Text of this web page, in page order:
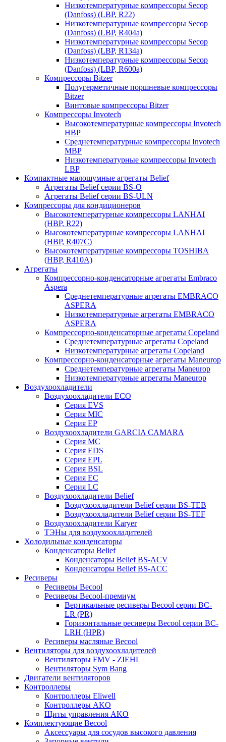
Низкотемпературные компрессоры Secop
(Danfoss) (LBP, R22)
Низкотемпературные компрессоры Secop
(Danfoss) (LBP, R404a)
Низкотемпературные компрессоры Secop
(Danfoss) (LBP, R134a)
Низкотемпературные компрессоры Secop
(Danfoss) (LBP, R600a)
Компрессоры Bitzer
Полугерметичные поршневые компрессоры
Bitzer
Винтовые компрессоры Bitzer
Компрессоры Invotech
Высокотемпературные компрессоры Invotech
HBP
Среднетемпературные компрессоры Invotech
MBP
Низкотемпературные компрессоры Invotech
LBP
Компактные малошумные агрегаты Belief
Агрегаты Belief серии BS-O
Агрегаты Belief серии BS-ULN
Компрессоры для кондиционеров
Высокотемпературные компрессоры LANHAI
(НВР, R22)
Высокотемпературные компрессоры LANHAI
(НВР, R407C)
Высокотемпературные компрессоры TOSHIBA
(НВР, R410A)
Агрегаты
Компрессорно-конденсаторные агрегаты Embraco
Aspera
Среднетемпературные агрегаты EMBRACO
ASPERA
Низкотемпературные агрегаты EMBRACO
ASPERA
Компрессорно-конденсаторные агрегаты Copeland
Среднетемпературные агрегаты Copeland
Низкотемпературные агрегаты Copeland
Компрессорно-конденсаторные агрегаты Maneurop
Среднетемпературные агрегаты Maneurop
Низкотемпературные агрегаты Maneurop
Воздухоохладители
Воздухоохладители ECO
Серия EVS
Серия MIC
Серия EP
Воздухоохладители GARCIA CAMARA
Серия MC
Серия EDS
Серия EPL
Серия BSL
Серия EC
Серия LC
Воздухоохладители Belief
Воздухоохладители Belief серии BS-TEB
Воздухоохладители Belief серии BS-TEF
Воздухоохладители Karyer
ТЭНы для воздухоохладителей
Холодильные конденсаторы
Конденсаторы Belief
Конденсаторы Belief BS-ACV
Конденсаторы Belief BS-ACC
Ресиверы
Ресиверы Becool
Ресиверы Becool-премиум
Вертикальные ресиверы Becool серии BC-
LR (PR)
Горизонтальные ресиверы Becool серии BC-
LRH (HPR)
Ресиверы масляные Becool
Вентиляторы для воздухоохладителей
Вентиляторы FMV - ZIEHL
Вентиляторы Sym Bang
Двигатели вентиляторов
Контроллеры
Контроллеры Eliwell
Контроллеры AKO
Щиты управления AKO
Комплектующие Becool
Аксессуары для сосудов высокого давления